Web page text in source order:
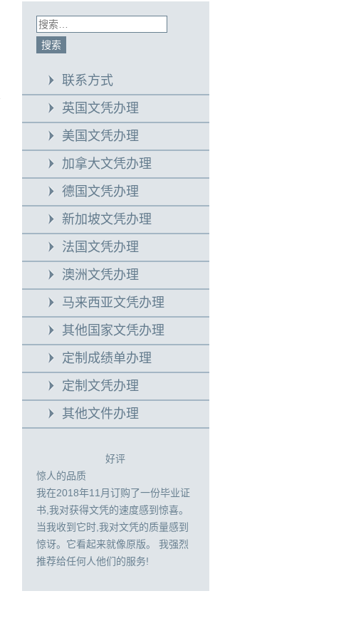
联系方式
英国文凭办理
美国文凭办理
加拿大文凭办理
德国文凭办理
新加坡文凭办理
法国文凭办理
澳洲文凭办理
马来西亚文凭办理
其他国家文凭办理
定制成绩单办理
定制文凭办理
其他文件办理
好评
惊人的品质
我在2018年11月订购了一份毕业证
书,我对获得文凭的速度感到惊喜。
当我收到它时,我对文凭的质量感到
惊讶。它看起来就像原版。 我强烈
推荐给任何人他们的服务!